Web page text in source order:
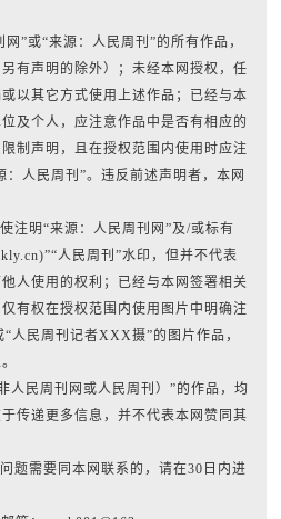
”或“来源：人民周刊”的所有作品，
有声明的除外）；未经本网授权，任
以其它方式使用上述作品；已经与本
及个人，应注意作品中是否有相应的
制声明，且在授权范围内使用时应注
：人民周刊”。违反前述声明者，本网
注明“来源：人民周刊网”及/或标有
人民周刊”水印，但并不代表
人使用的权利；已经与本网签署相关
有权在授权范围内使用图片中明确注
人民周刊记者XXX摄”的图片作品，
人民周刊网或人民周刊）”的作品，均
传递更多信息，并不代表本网赞同其
题需要同本网联系的，请在30日内进